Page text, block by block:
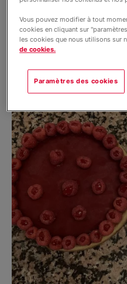
Vous pouvez modifier à tout
cookies en cliquant sur
les cookies que nous utilisons sur
de cookies.
Paramètres des cookies